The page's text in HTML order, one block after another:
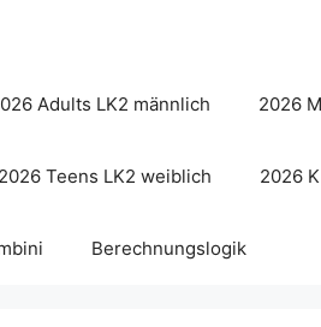
Adults LK2 männlich 2026
2026 Teens LK2 weiblich 2026
Berechnungslogik